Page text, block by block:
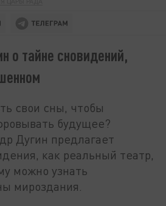
о тайне сновидений,
свои сны, чтобы
будущее?
Дугин предлагает
как реальный театр,
можно узнать
мироздания.